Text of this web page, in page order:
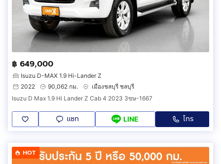
฿ 649,000
Isuzu D-MAX 1.9 Hi-Lander Z
2022
90,062 กม.
เมืองชลบุรี ชลบุรี
Isuzu D Max 1.9 Hi Lander Z Cab 4 2023 3ขษ-1667
แชท LINE โทร
HOT